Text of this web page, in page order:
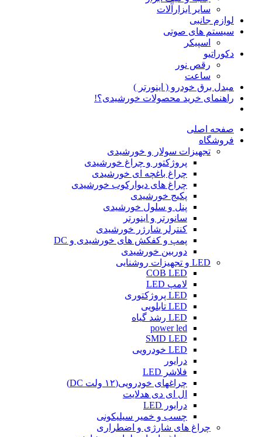
سایر ابزارآلات
لوازم جانبی
سیستم های صوتی
اسپیکر
دکوراتیو
رقص نور
ساعت
مبدل برق خودرو ( اینورتر )
راهنمای خرید محصولات خورشیدی؟!
صفحه اصلی
فروشگاه
تجهیزات سولار و خورشیدی
پروژکتور و چراغ خورشیدی
چراغ باغچه ای خورشیدی
چراغ های دیوارکوب خورشیدی
پکیج خورشیدی
پنل و سلول خورشیدی
سانورتر و اینورتر
کنترلر شارژر خورشیدی
پمپ و کفکش های خورشیدی و DC
دوربین خورشیدی
LED و تجهیزات روشنایی
COB LED
لامپ LED
LED پروژکتوری
LED تابلویی
LED رشد گیاه
power led
SMD LED
LED خودرویی
درایور
فلاشر LED
چراغهای خودرویی(۱۲ ولت DC)
ال ای دی هدلایت
درایور LED
چسب و خمیر سیلیکونی
چراغ های شارژی و اضطراری